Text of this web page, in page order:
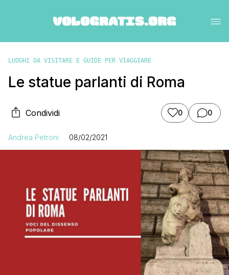
LUOGHI DA VISITARE E GUIDE PER VIAGGIARE
Le statue parlanti di Roma
Condividi 0 0
Andrea Petroni 08/02/2021